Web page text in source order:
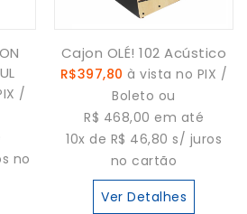
/
no
Cajon OLÉ! 102 Acústico
R$397,80 à vista no PIX /
Boleto ou
R$ 468,00 em até
10x de R$ 46,80 s/ juros
no cartão
Ver Detalhes